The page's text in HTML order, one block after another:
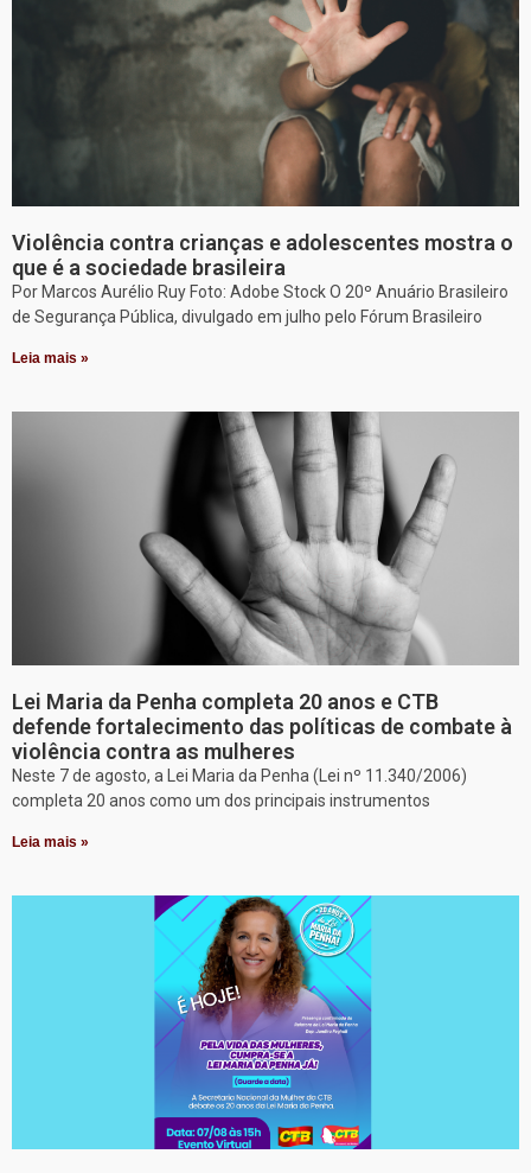
Violência contra crianças e adolescentes mostra o
que é a sociedade brasileira
Por Marcos Aurélio Ruy Foto: Adobe Stock O 20º Anuário Brasileiro
de Segurança Pública, divulgado em julho pelo Fórum Brasileiro
Leia mais »
Lei Maria da Penha completa 20 anos e CTB
defende fortalecimento das políticas de combate à
violência contra as mulheres
Neste 7 de agosto, a Lei Maria da Penha (Lei nº 11.340/2006)
completa 20 anos como um dos principais instrumentos
Leia mais »